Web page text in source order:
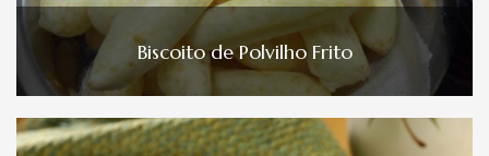
Biscoito de Polvilho Frito